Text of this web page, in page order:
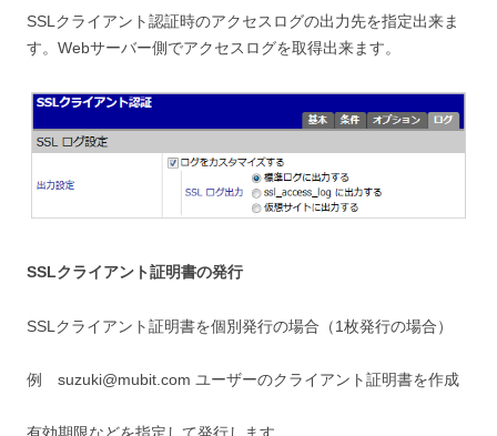
SSLクライアント認証時のアクセスログの出力先を指定出来ま
す。Webサーバー側でアクセスログを取得出来ます。
SSLクライアント証明書の発行
SSLクライアント証明書を個別発行の場合（1枚発行の場合）
例 suzuki@mubit.com ユーザーのクライアント証明書を作成